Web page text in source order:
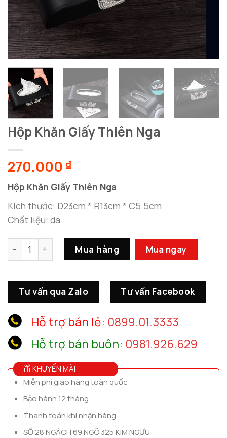
Hộp Khăn Giấy Thiên Nga
270.000 ₫
Hộp Khăn Giấy Thiên Nga
Kích thước: D23cm * R13cm * C5.5cm
Chất liệu: da
Hộp Khăn Giấy Thiên Nga số lượng
Mua hàng Mua ngay
Tư vấn qua Zalo Tư vấn Facebook
Hỗ trợ bán lẻ: 0899.01.3333
Hỗ trợ bán buôn: 0981.926.629
KHUYẾN MÃI
Miễn phí giao hàng toàn quốc
Bảo hành 12 tháng
Thanh toán khi nhận hàng
SỐ 28 NGÁCH 69 NGÕ 325 KIM NGƯU